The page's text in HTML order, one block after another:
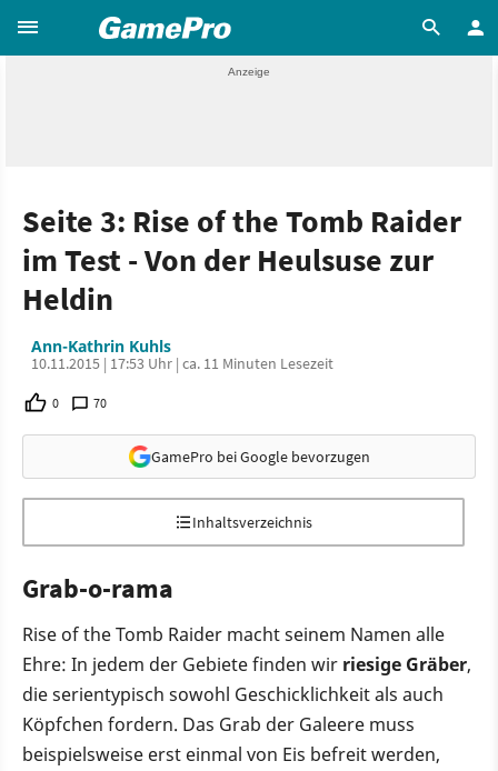
Seite 3: Rise of the Tomb Raider
im Test - Von der Heulsuse zur
Heldin
Ann-Kathrin Kuhls
10.11.2015 | 17:53 Uhr | ca. 11 Minuten Lesezeit
0 70
GamePro bei Google bevorzugen
Inhaltsverzeichnis
Grab-o-rama
Rise of the Tomb Raider macht seinem Namen alle
Ehre: In jedem der Gebiete finden wir riesige Gräber,
die serientypisch sowohl Geschicklichkeit als auch
Köpfchen fordern. Das Grab der Galeere muss
beispielsweise erst einmal von Eis befreit werden,